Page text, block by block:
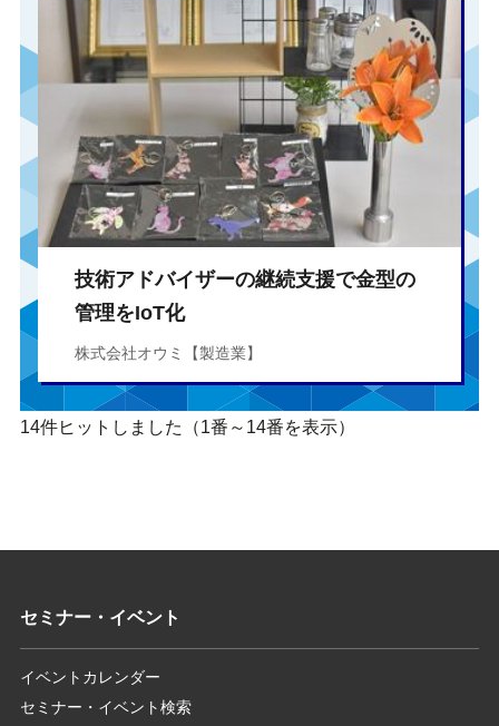
技術アドバイザーの継続支援で金型の
管理をIoT化
株式会社オウミ【製造業】
14件ヒットしました（1番～14番を表示）
セミナー・イベント
イベントカレンダー
セミナー・イベント検索